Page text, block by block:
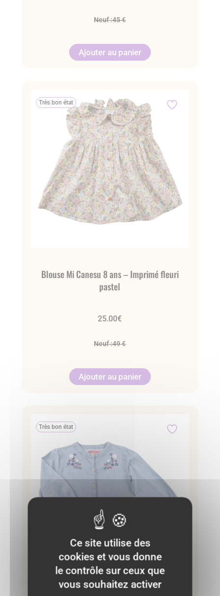
Neuf :45 €
Ajouter au panier
Très bon état
Blouse Mi Canesu 8 ans – Imprimé fleuri
pastel
25.00€
Neuf :49 €
Ajouter au panier
Très bon état
Ce site utilise des
cookies et vous donne
le contrôle sur ceux que
vous souhaitez activer